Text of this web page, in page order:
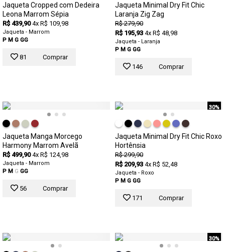
Jaqueta Cropped com Dedeira
Leona Marrom Sépia
R$ 439,90 4x R$ 109,98
Jaqueta - Marrom
P M G GG
81 Comprar
Jaqueta Minimal Dry Fit Chic
Laranja Zig Zag
R$ 279,90
R$ 195,93 4x R$ 48,98
Jaqueta - Laranja
P M G GG
146 Comprar
Jaqueta Manga Morcego
Harmony Marrom Avelã
R$ 499,90 4x R$ 124,98
Jaqueta - Marrom
P M G GG
56 Comprar
30%
Jaqueta Minimal Dry Fit Chic Roxo
Hortênsia
R$ 299,90
R$ 209,93 4x R$ 52,48
Jaqueta - Roxo
P M G GG
171 Comprar
30%